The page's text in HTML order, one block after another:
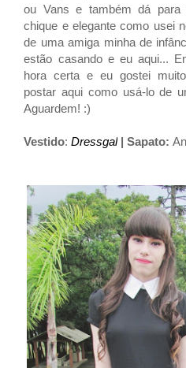
ou Vans e também dá
chique e elegante como usei
de uma amiga minha de
estão casando e eu aqui...
hora certa e eu gostei
postar aqui como usá-lo de
Aguardem! :)
Vestido:Dressgal | Sapato: